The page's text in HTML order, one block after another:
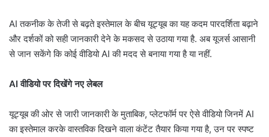
AI तकनीक के तेजी से बढ़ते इस्तेमाल के बीच यूट्यूब का यह कदम पारदर्शिता बढ़ाने
और दर्शकों को सही जानकारी देने के मकसद से उठाया गया है. अब यूजर्स आसानी
से जान सकेंगे कि कोई वीडियो AI की मदद से बनाया गया है या नहीं.
AI वीडियो पर दिखेंगे नए लेबल
यूट्यूब की ओर से जारी जानकारी के मुताबिक, प्लेटफॉर्म पर ऐसे वीडियो जिनमें AI
का इस्तेमाल करके वास्तविक दिखने वाला कंटेंट तैयार किया गया है, उन पर स्पष्ट